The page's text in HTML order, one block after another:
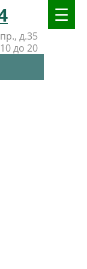
д.35
до 20